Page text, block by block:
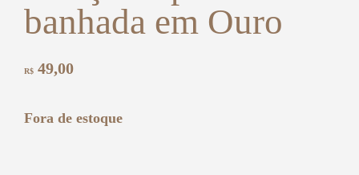
banhada em Ouro
R$ 49,00
Fora de estoque